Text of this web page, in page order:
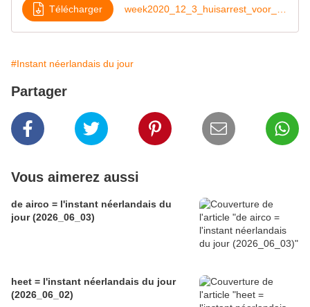
Télécharger
#Instant néerlandais du jour
Partager
Vous aimerez aussi
de airco = l'instant néerlandais du
jour (2026_06_03)
heet = l'instant néerlandais du jour
(2026_06_02)